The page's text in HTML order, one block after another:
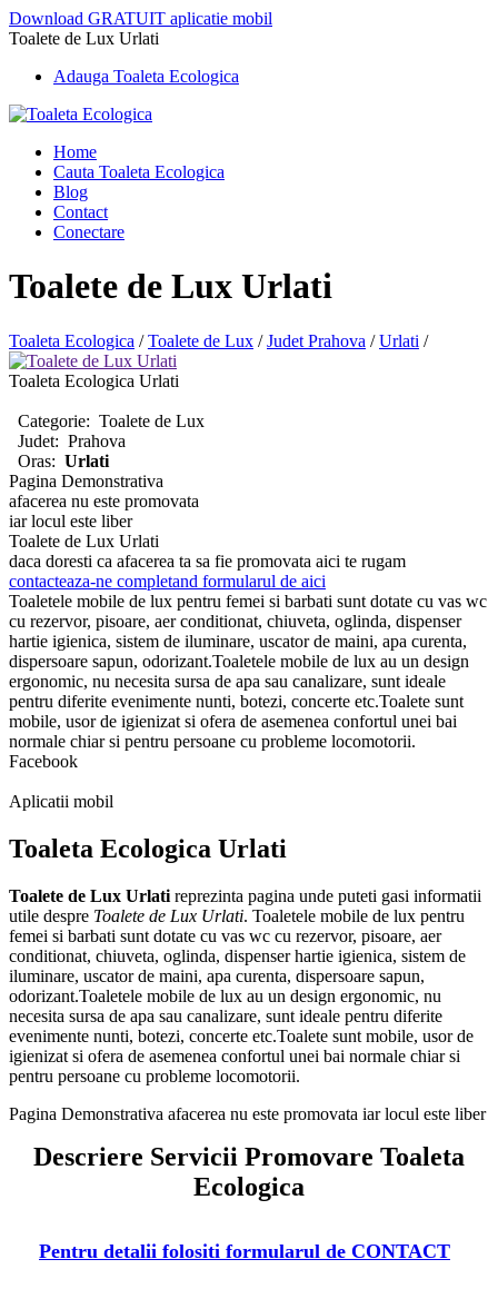
Download GRATUIT aplicatie mobil
Toalete de Lux Urlati
Adauga Toaleta Ecologica
Home
Cauta Toaleta Ecologica
Blog
Contact
Conectare
Toalete de Lux Urlati
Toaleta Ecologica /Toalete de Lux /Judet Prahova /Urlati /
Toaleta Ecologica Urlati
Categorie: Toalete de Lux
Judet: Prahova
Oras: Urlati
Pagina Demonstrativa
afacerea nu este promovata
iar locul este liber
Toalete de Lux Urlati
daca doresti ca afacerea ta sa fie promovata aici te rugam
contacteaza-ne completand formularul de aici
Toaletele mobile de lux pentru femei si barbati sunt dotate cu vas wc
cu rezervor, pisoare, aer conditionat, chiuveta, oglinda, dispenser
hartie igienica, sistem de iluminare, uscator de maini, apa curenta,
dispersoare sapun, odorizant.Toaletele mobile de lux au un design
ergonomic, nu necesita sursa de apa sau canalizare, sunt ideale
pentru diferite evenimente nunti, botezi, concerte etc.Toalete sunt
mobile, usor de igienizat si ofera de asemenea confortul unei bai
normale chiar si pentru persoane cu probleme locomotorii.
Facebook
Aplicatii mobil
Toaleta Ecologica Urlati
Toalete de Lux Urlati reprezinta pagina unde puteti gasi informatii
utile despre Toalete de Lux Urlati. Toaletele mobile de lux pentru
femei si barbati sunt dotate cu vas wc cu rezervor, pisoare, aer
conditionat, chiuveta, oglinda, dispenser hartie igienica, sistem de
iluminare, uscator de maini, apa curenta, dispersoare sapun,
odorizant.Toaletele mobile de lux au un design ergonomic, nu
necesita sursa de apa sau canalizare, sunt ideale pentru diferite
evenimente nunti, botezi, concerte etc.Toalete sunt mobile, usor de
igienizat si ofera de asemenea confortul unei bai normale chiar si
pentru persoane cu probleme locomotorii.
Pagina Demonstrativa afacerea nu este promovata iar locul este liber
Descriere Servicii Promovare Toaleta
Ecologica
Pentru detalii folositi formularul de CONTACT